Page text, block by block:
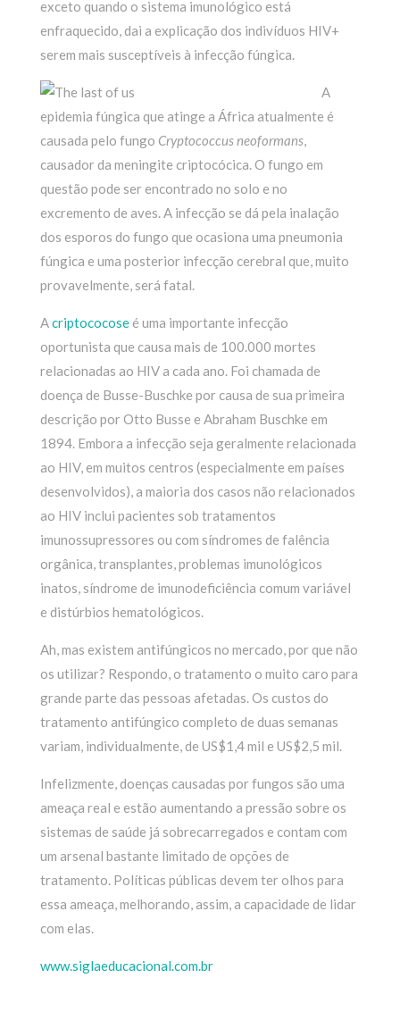
exceto quando o sistema imunológico está
enfraquecido, dai a explicação dos indivíduos HIV+
serem mais susceptíveis à infecção fúngica.
A
epidemia fúngica que atinge a África atualmente é
causada pelo fungo Cryptococcus neoformans,
causador da meningite criptocócica. O fungo em
questão pode ser encontrado no solo e no
excremento de aves. A infecção se dá pela inalação
dos esporos do fungo que ocasiona uma pneumonia
fúngica e uma posterior infecção cerebral que, muito
provavelmente, será fatal.
Acriptococoseé uma importante infecção
oportunista que causa mais de 100.000 mortes
relacionadas ao HIV a cada ano. Foi chamada de
doença de Busse-Buschke por causa de sua primeira
descrição por Otto Busse e Abraham Buschke em
1894. Embora a infecção seja geralmente relacionada
ao HIV, em muitos centros (especialmente em países
desenvolvidos), a maioria dos casos não relacionados
ao HIV inclui pacientes sob tratamentos
imunossupressores ou com síndromes de falência
orgânica, transplantes, problemas imunológicos
inatos, síndrome de imunodeficiência comum variável
e distúrbios hematológicos.
Ah, mas existem antifúngicos no mercado, por que não
os utilizar? Respondo, o tratamento o muito caro para
grande parte das pessoas afetadas. Os custos do
tratamento antifúngico completo de duas semanas
variam, individualmente, de US$1,4 mil e US$2,5 mil.
Infelizmente, doenças causadas por fungos são uma
ameaça real e estão aumentando a pressão sobre os
sistemas de saúde já sobrecarregados e contam com
um arsenal bastante limitado de opções de
tratamento. Políticas públicas devem ter olhos para
essa ameaça, melhorando, assim, a capacidade de lidar
com elas.
www.siglaeducacional.com.br